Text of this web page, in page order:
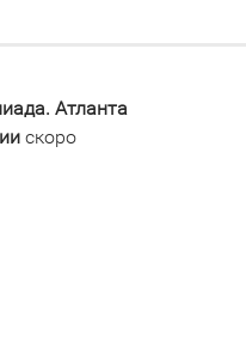
Атланта
скоро